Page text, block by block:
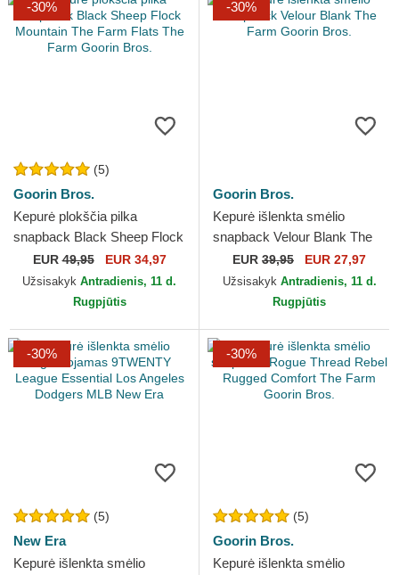
-30%
(5)
Goorin Bros.
Kepurė plokščia pilka
snapback Black Sheep Flock
Mountain The Farm Flats The
Farm Goorin Bros.
EUR49,95 EUR 34,97
Užsisakyk Antradienis, 11 d.
Rugpjūtis
-30%
Goorin Bros.
Kepurė išlenkta smėlio
snapback Velour Blank The
Farm Goorin Bros.
EUR 39,95 EUR 27,97
Užsisakyk Antradienis, 11 d.
Rugpjūtis
-30%
(5)
New Era
Kepurė išlenkta smėlio
-30%
(5)
Goorin Bros.
Kepurė išlenkta smėlio